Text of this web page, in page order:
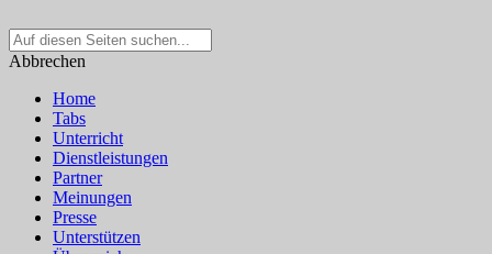
Suche
nach:
Abbrechen
Home
Tabs
Unterricht
Dienstleistungen
Partner
Meinungen
Presse
Unterstützen